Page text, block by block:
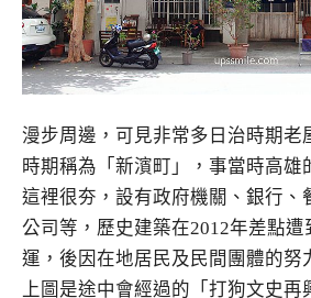
漫步周邊，可見非常多日治時期老
時期稱為「新濱町」，事當時高雄
這裡很夯，設有政府機關、銀行、
公司等，歷史建築在2012年差點遭
運，後因在地居民及民間團體的努
上圖是途中會經過的「打狗文史再